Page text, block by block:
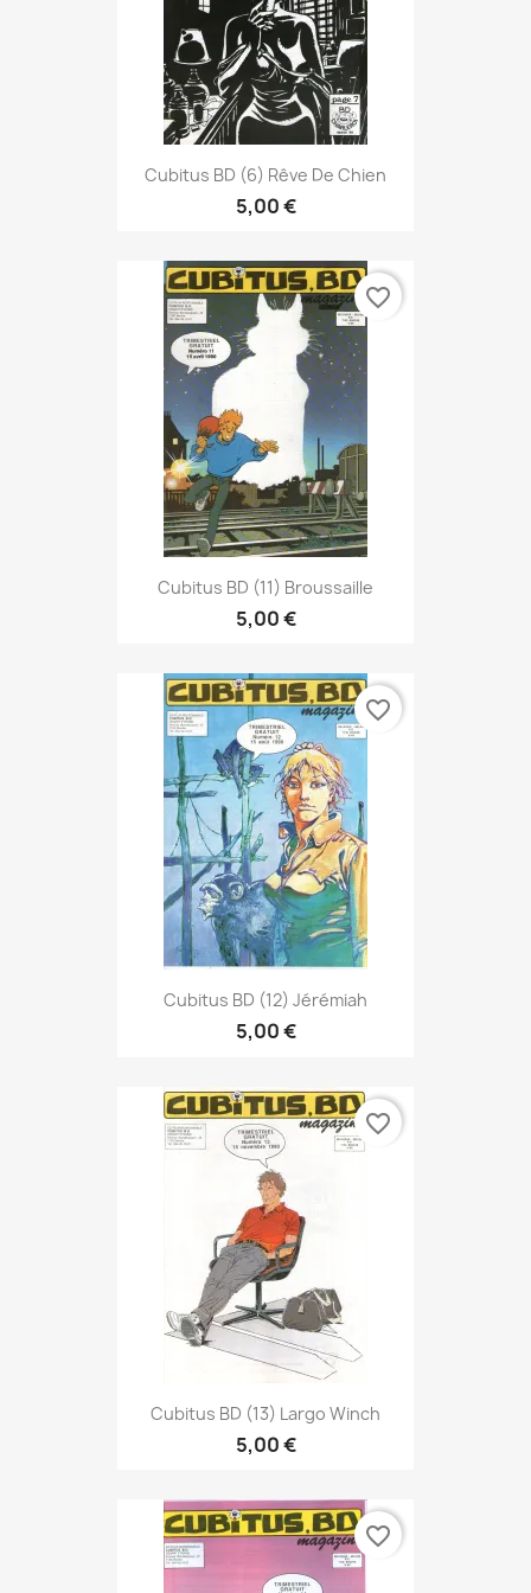
Cubitus BD (6) Rêve De Chien
5,00 €
Cubitus BD (11) Broussaille
5,00 €
favorite_border
Cubitus BD (12) Jérémiah
5,00 €
favorite_border
Cubitus BD (13) Largo Winch
5,00 €
favorite_border
favorite_border